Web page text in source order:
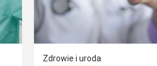
Zdrowie i uroda